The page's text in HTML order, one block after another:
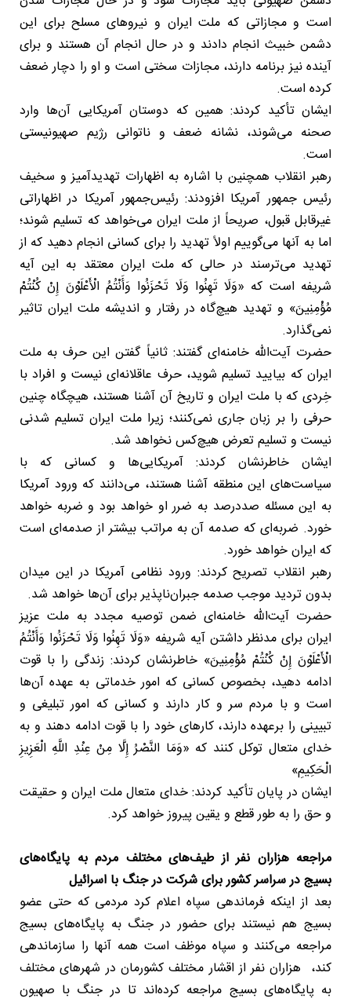
است و مجازاتی که ملت ایران و نیروهای مسلح برای این
دشمن خبیث انجام دادند و در حال انجام آن هستند و برای
آینده نیز برنامه دارند، مجازات سختی است و او را دچار ضعف
کرده است.
ایشان تأکید کردند: همین که دوستان آمریکایی آن‌ها وارد
صحنه می‌شوند، نشانه ضعف و ناتوانی رژیم صهیونیستی
است.
رهبر انقلاب همچنین با اشاره به اظهارات تهدیدآمیز و سخیف
رئیس جمهور آمریکا افزودند: رئیس‌جمهور آمریکا در اظهاراتی
غیرقابل قبول، صریحاً از ملت ایران می‌خواهد که تسلیم شوند؛
اما به آنها می‌گوییم اولاً تهدید را برای کسانی انجام دهید که از
تهدید می‌ترسند در حالی که ملت ایران معتقد به این آیه
شریفه است که «وَلَا تَهِنُوا وَلَا تَحْزَنُوا وَأَنْتُمُ الْأَعْلَوْنَ إِنْ کُنْتُمْ
مُؤْمِنِینَ» و تهدید هیچ‌گاه در رفتار و اندیشه ملت ایران تاثیر
نمی‌گذارد.
حضرت آیت‌الله خامنه‌ای گفتند: ثانیاً گفتن این حرف به ملت
ایران که بیایید تسلیم شوید، حرف عاقلانه‌ای نیست و افراد با
خِردی که با ملت ایران و تاریخ آن آشنا هستند، هیچگاه چنین
حرفی را بر زبان جاری نمی‌کنند؛ زیرا ملت ایران تسلیم شدنی
نیست و تسلیم تعرض هیچ‌کس نخواهد شد.
ایشان خاطرنشان کردند: آمریکایی‌ها و کسانی که با
سیاست‌های این منطقه آشنا هستند، می‌دانند که ورود آمریکا
به این مسئله صددرصد به ضرر او خواهد بود و ضربه خواهد
خورد. ضربه‌ای که صدمه آن به مراتب بیشتر از صدمه‌ای است
که ایران خواهد خورد.
رهبر انقلاب تصریح کردند: ورود نظامی آمریکا در این میدان
بدون تردید موجب صدمه جبران‌ناپذیر برای آن‌ها خواهد شد.
حضرت آیت‌الله خامنه‌ای ضمن توصیه مجدد به ملت عزیز
ایران برای مدنظر داشتن آیه شریفه «وَلَا تَهِنُوا وَلَا تَحْزَنُوا وَأَنْتُمُ
الْأَعْلَوْنَ إِنْ کُنْتُمْ مُؤْمِنِینَ» خاطرنشان کردند: زندگی را با قوت
ادامه دهید، بخصوص کسانی که امور خدماتی به عهده آن‌ها
است و با مردم سر و کار دارند و کسانی که امور تبلیغی و
تبیینی را برعهده دارند، کارهای خود را با قوت ادامه دهند و به
خدای متعال توکل کنند که «وَمَا النَّصْرُ إِلَّا مِنْ عِنْدِ اللَّهِ الْعَزِیزِ
الْحَکِیمِ»
ایشان در پایان تأکید کردند: خدای متعال ملت ایران و حقیقت
و حق را به طور قطع و یقین پیروز خواهد کرد.
مراجعه هزاران نفر از طیف‌های مختلف مردم به پایگاه‌های
بسیج در سراسر کشور برای شرکت در جنگ با اسرائیل
بعد از اینکه فرماندهی سپاه اعلام کرد مردمی که حتی عضو
بسیج هم نیستند برای حضور در جنگ به پایگاه‌های بسیج
مراجعه می‌کنند و سپاه موظف است همه آنها را سازماندهی
کند، هزاران نفر از اقشار مختلف کشورمان در شهرهای مختلف
به پایگاه‌های بسیج مراجعه کرده‌اند تا در جنگ با صهیون